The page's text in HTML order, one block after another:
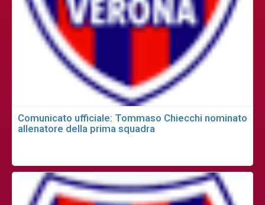
Comunicato ufficiale: Tommaso Chiecchi nominato
allenatore della prima squadra